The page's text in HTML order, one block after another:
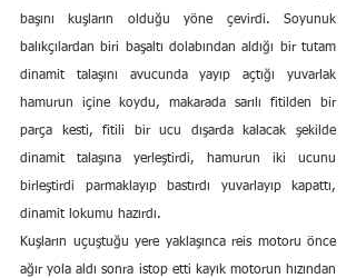
başını kuşların olduğu yöne çevirdi. Soyunuk
balıkçılardan biri başaltı dolabından aldığı bir tutam
dinamit talaşını avucunda yayıp açtığı yuvarlak
hamurun içine koydu, makarada sarılı fitilden bir
parça kesti, fitili bir ucu dışarda kalacak şekilde
dinamit talaşına yerleştirdi, hamurun iki ucunu
birleştirdi parmaklayıp bastırdı yuvarlayıp kapattı,
dinamit lokumu hazırdı.
Kuşların uçuştuğu yere yaklaşınca reis motoru önce
ağır yola aldı sonra istop etti kayık motorun hızından